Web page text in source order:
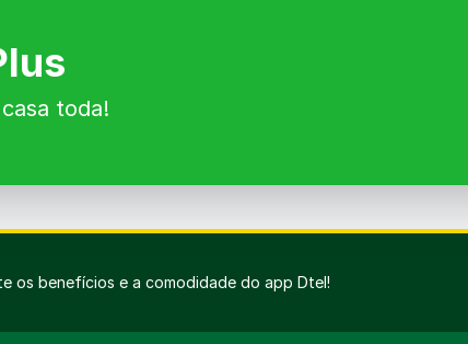
toda!
os benefícios e a comodidade do app Dtel!